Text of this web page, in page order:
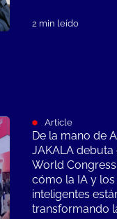
2 min leído
Article
De la mano de
JAKALA debuta
World
cómo la IA y los
inteligentes
transformando